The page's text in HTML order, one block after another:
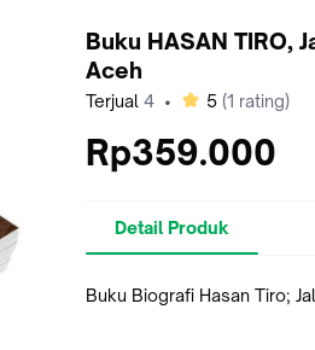
Buku HASAN TIRO,
Aceh
Terjual 4 • bintang
5 (1 rating)
Rp359.000
Detail Produk
Buku Biografi Hasan Tiro;